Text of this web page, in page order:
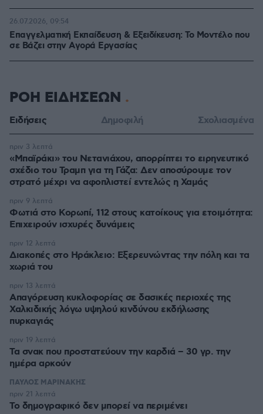
Επαγγελματική Εκπαίδευση & Εξειδίκευση: Το Mοντέλο που
σε Bάζει στην Aγορά Eργασίας
26.07.2026, 09:54
ΡΟΗ ΕΙΔΗΣΕΩΝ
Ειδήσεις Δημοφιλή Σχολιασμένα
«Μπαϊράκι» του Νετανιάχου, απορρίπτει το ειρηνευτικό
σχέδιο του Τραμπ για τη Γάζα: Δεν αποσύρουμε τον
στρατό μέχρι να αφοπλιστεί εντελώς η Χαμάς
πριν 3 λεπτά
Φωτιά στο Κορωπί, 112 στους κατοίκους για ετοιμότητα:
Επιχειρούν ισχυρές δυνάμεις
πριν 9 λεπτά
Διακοπές στο Ηράκλειο: Εξερευνώντας την πόλη και τα
χωριά του
πριν 12 λεπτά
Απαγόρευση κυκλοφορίας σε δασικές περιοχές της
Χαλκιδικής λόγω υψηλού κινδύνου εκδήλωσης
πυρκαγιάς
πριν 13 λεπτά
Τα σνακ που προστατεύουν την καρδιά – 30 γρ. την
ημέρα αρκούν
πριν 19 λεπτά
ΠΑΥΛΟΣ ΜΑΡΙΝΑΚΗΣ
Το δημογραφικό δεν μπορεί να περιμένει
πριν 21 λεπτά